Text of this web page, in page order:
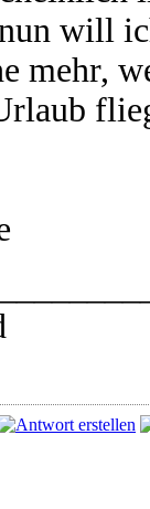
will
mehr,